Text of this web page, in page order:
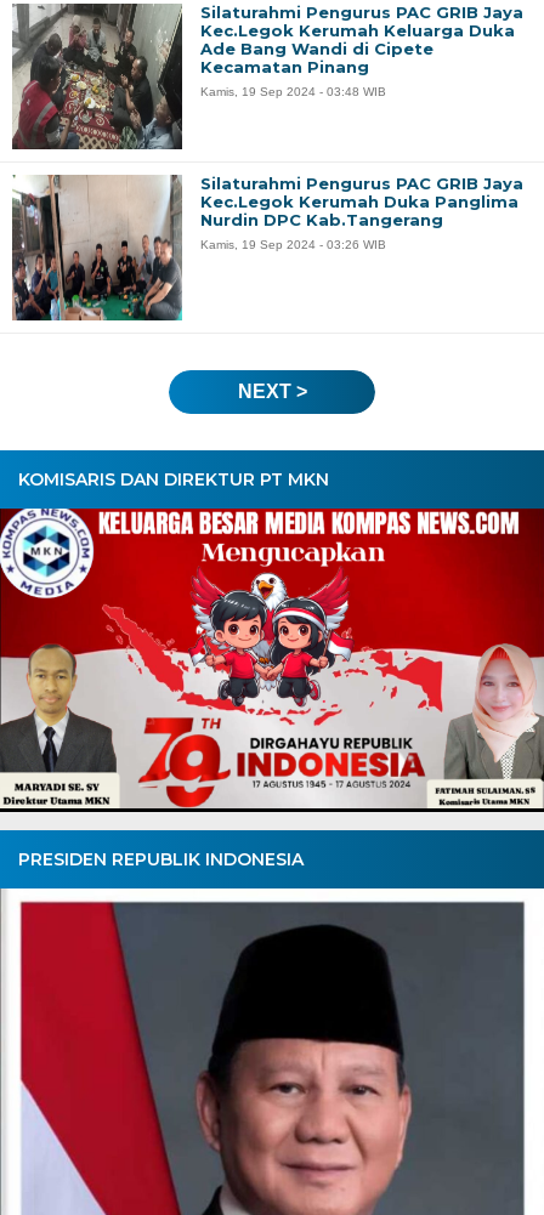
KOMISARIS DAN DIREKTUR PT MKN
PRESIDEN REPUBLIK INDONESIA
Silaturahmi Pengurus PAC GRIB Jaya
Kec.Legok Kerumah Keluarga Duka
Ade Bang Wandi di Cipete
Kecamatan Pinang
Kamis, 19 Sep 2024 - 03:48 WIB
Silaturahmi Pengurus PAC GRIB Jaya
Kec.Legok Kerumah Duka Panglima
Nurdin DPC Kab.Tangerang
Kamis, 19 Sep 2024 - 03:26 WIB
NEXT >